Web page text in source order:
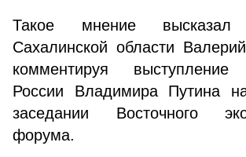
Такое мнение высказал
Сахалинской области
комментируя выступление
России Владимира Путина
заседании Восточного
форума.